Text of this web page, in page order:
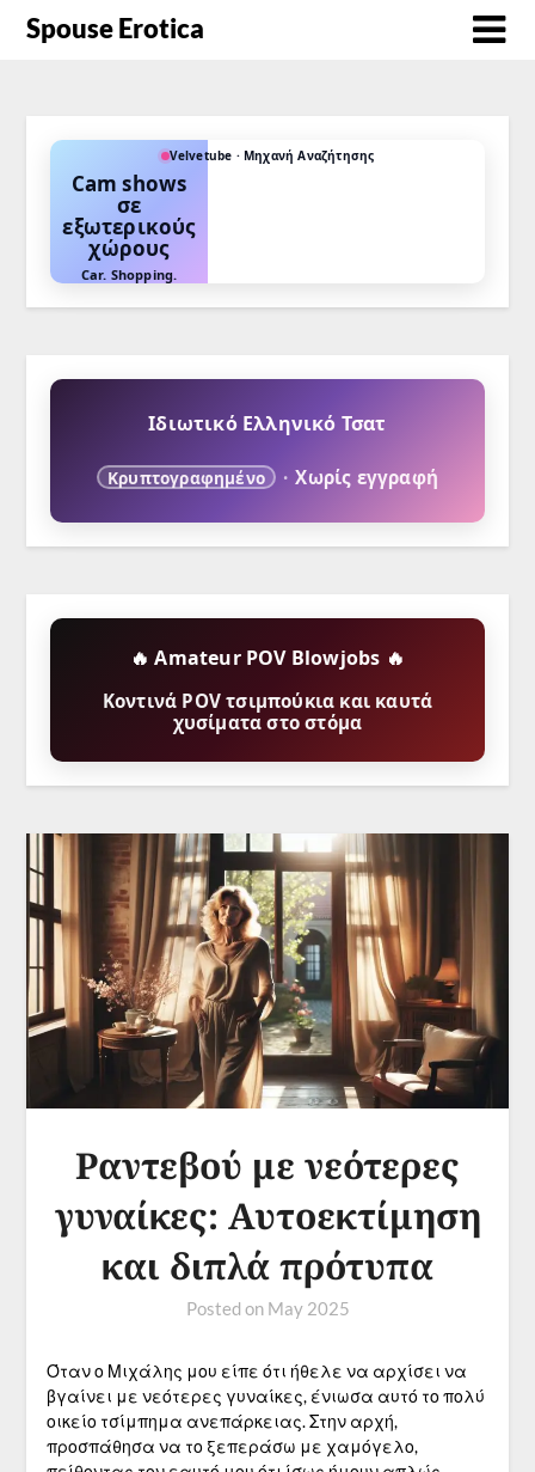
Spouse Erotica
Velvetube · Μηχανή Αναζήτησης
Cam shows
σε
εξωτερικούς
χώρους
Car. Shopping.
Beach.
Ιδιωτικό Ελληνικό Τσατ
Κρυπτογραφημένο · Χωρίς εγγραφή
🔥 Amateur POV Blowjobs 🔥
Κοντινά POV τσιμπούκια και καυτά
χυσίματα στο στόμα
Ραντεβού με νεότερες
γυναίκες: Αυτοεκτίμηση
και διπλά πρότυπα
Posted on May 2025
Όταν ο Μιχάλης μου είπε ότι ήθελε να αρχίσει να
βγαίνει με νεότερες γυναίκες, ένιωσα αυτό το πολύ
οικείο τσίμπημα ανεπάρκειας. Στην αρχή,
προσπάθησα να το ξεπεράσω με χαμόγελο,